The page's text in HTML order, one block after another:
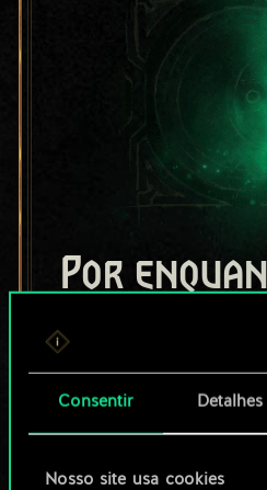
Consentir Detalhes
Nosso site usa cookies
Por
apenas
de
No